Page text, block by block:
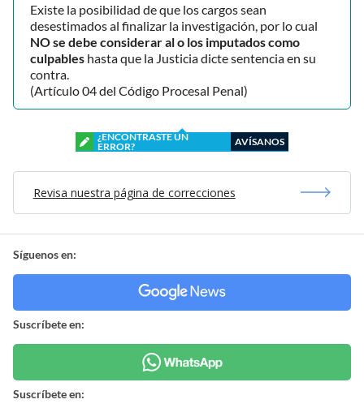
Existe la posibilidad de que los cargos sean
desestimados al finalizar la investigación, por lo cual
NO se debe considerar al o los imputados como
culpables hasta que la Justicia dicte sentencia en su
contra.
(Artículo 04 del Código Procesal Penal)
¿ENCONTRASTE UN
ERROR?
AVÍSANOS
Revisa nuestra página de correcciones
Síguenos en:
Suscríbete en:
Suscríbete en: